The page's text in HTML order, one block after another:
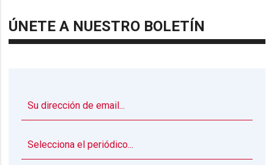
ÚNETE A NUESTRO BOLETÍN